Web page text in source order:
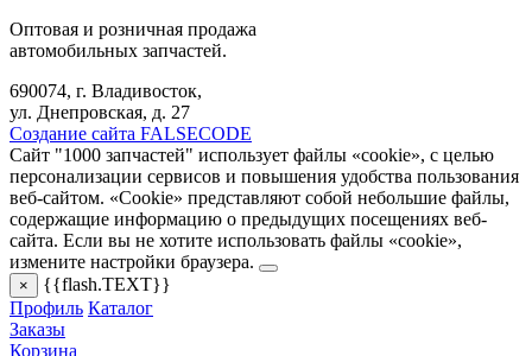
Оптовая и розничная продажа
автомобильных запчастей.
690074, г. Владивосток,
ул. Днепровская, д. 27
Создание сайта FALSECODE
Сайт "1000 запчастей" использует файлы «cookie», с целью
персонализации сервисов и повышения удобства пользования
веб-сайтом. «Cookie» представляют собой небольшие файлы,
содержащие информацию о предыдущих посещениях веб-
сайта. Если вы не хотите использовать файлы «cookie»,
измените настройки браузера.
×
{{flash.TEXT}}
Профиль Каталог
Заказы
Корзина